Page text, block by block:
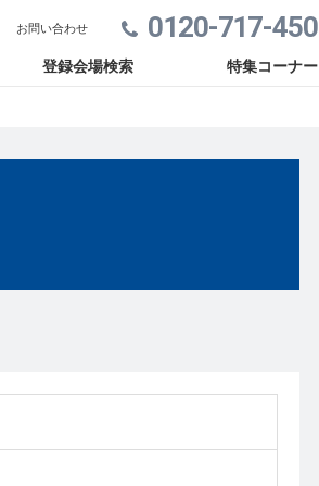
0120-717-450
登録会場検索 特集コーナー
お問い合わせ